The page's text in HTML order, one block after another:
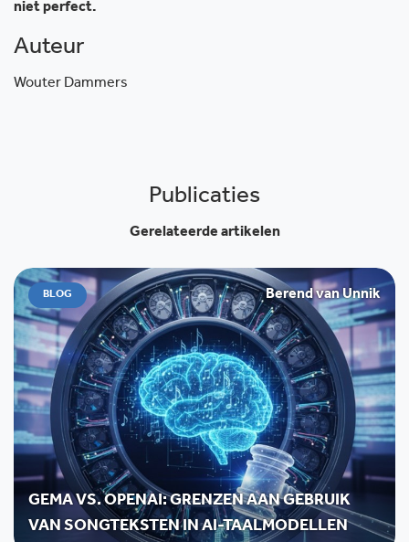
niet perfect.
Auteur
Wouter Dammers
Publicaties
Gerelateerde artikelen
BLOG Berend van Unnik
GEMA VS. OPENAI: GRENZEN AAN GEBRUIK
VAN SONGTEKSTEN IN AI-TAALMODELLEN